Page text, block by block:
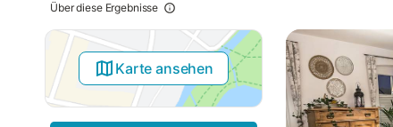
Über diese Ergebnisse
Karte ansehen